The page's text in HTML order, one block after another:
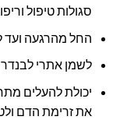
סגולות טיפול
החל מהרגעה ועד
לשמן אתרי לבנדר
יכולת להעלים
את זרימת הדם